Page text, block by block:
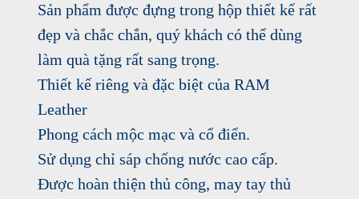
Sản phẩm được đựng trong hộp thiết kế rất
đẹp và chắc chắn, quý khách có thể dùng
làm quà tặng rất sang trọng.
Thiết kế riêng và đặc biệt của RAM
Leather
Phong cách mộc mạc và cổ điển.
Sử dụng chỉ sáp chống nước cao cấp.
Được hoàn thiện thủ công, may tay thủ